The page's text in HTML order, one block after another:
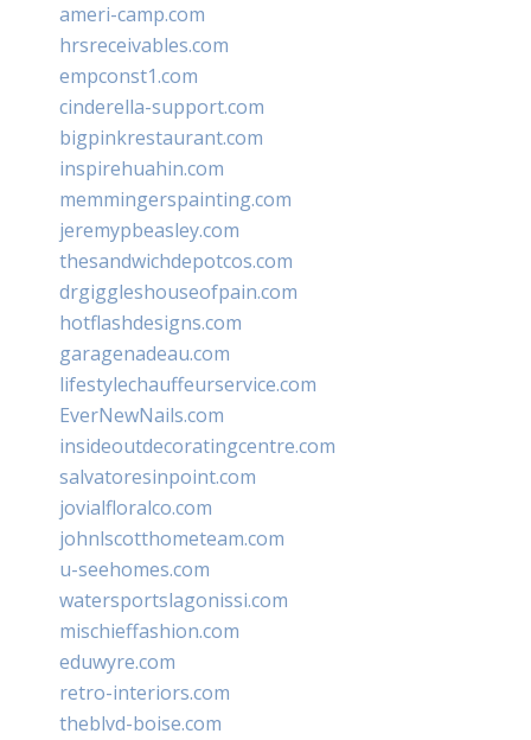
ameri-camp.com
hrsreceivables.com
empconst1.com
cinderella-support.com
bigpinkrestaurant.com
inspirehuahin.com
memmingerspainting.com
jeremypbeasley.com
thesandwichdepotcos.com
drgiggleshouseofpain.com
hotflashdesigns.com
garagenadeau.com
lifestylechauffeurservice.com
EverNewNails.com
insideoutdecoratingcentre.com
salvatoresinpoint.com
jovialfloralco.com
johnlscotthometeam.com
u-seehomes.com
watersportslagonissi.com
mischieffashion.com
eduwyre.com
retro-interiors.com
theblvd-boise.com